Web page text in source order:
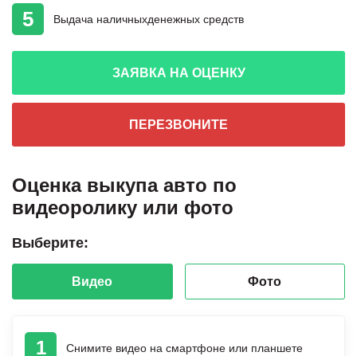
5 Выдача наличныхденежных средств
ЗАЯВКА НА ОЦЕНКУ
ПЕРЕЗВОНИТЕ
Оценка выкупа авто по
видеоролику или фото
Выберите:
Видео Фото
1 Снимите видео на смартфоне или планшете